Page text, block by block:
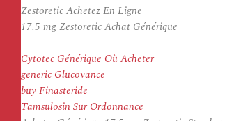
Zestoretic Achetez En Ligne
17.5 mg Zestoretic Achat Générique
Cytotec Générique Où Acheter
generic Glucovance
buy Finasteride
Tamsulosin Sur Ordonnance